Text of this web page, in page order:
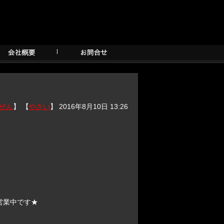
ん】 【やさい】 2016年8月10日 13:26
業中です★